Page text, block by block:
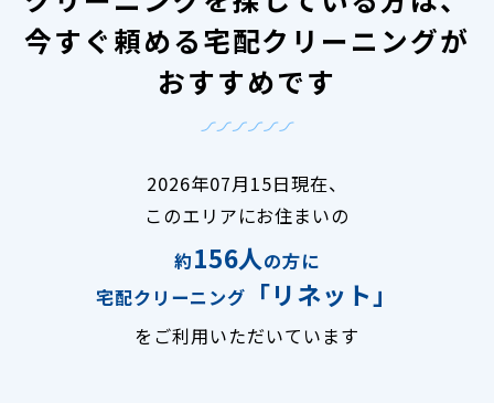
今すぐ頼める宅配クリーニングが
おすすめです
2026年07月15日現在、
このエリアにお住まいの
約156人の方に
宅配クリーニング
「リネット」
をご利用いただいています